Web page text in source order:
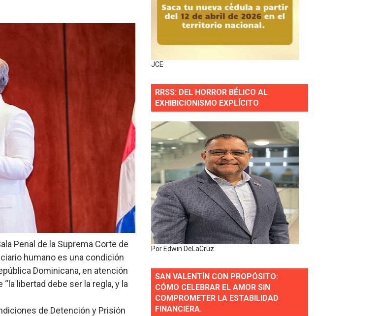
de La Cuaba recuperar su hogar tras incendio
vicepresidenta ejecutiva de Fiduciaria Reservas.
metas de transparencia
urbanísticos del proyecto Everest Tower en Piantini
por mes de nacimiento en municipios pequeños
décadas de excelencia en el sector gastronómico
mejores bancos del mundo
Interna y Externa para fortalecer gestión comunicacional en salud
por sus críticas destempladas sobre Presa de Guaiguí: "Es ignorancia supina"
la frontera dominicana
y recupera terrenos en zonas protegidas del país
compensación a comerciantes impactados por la obra vial, en cumplimiento de un
Penal de la Suprema Corte de
humano es una condición
Dominicana, en atención
libertad debe ser la regla, y la
de Detención y Prisión
JCE
RRSS: DEL HORROR BÉLICO AL
EXHIBICIONISMO EXPLÍCITO
Por Edwin DeLaCruz
SAN VALENTÍN CON PROPÓSITO:
CÓMO CELEBRAR EL AMOR SIN
COMPROMETER LA ESTABILIDAD
FINANCIERA.